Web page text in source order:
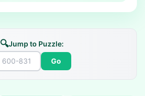
🔍Jump to Puzzle:
Go